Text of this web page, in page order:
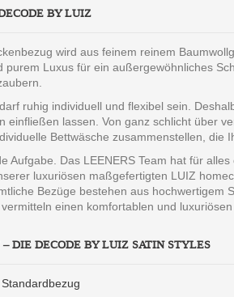
BY LUIZ
wird aus feinem reinem
purem Luxus für ein außergewöhnliches
ruhig individuell und flexibel sein.
einfließen lassen. Von ganz schlicht über
Bettwäsche zusammenstellen, die
Aufgabe. Das LEENERS Team hat für
luxuriösen maßgefertigten LUIZ
Bezüge bestehen aus hochwertigem
einen komfortablen und luxuriösen
DIE DECODE BY LUIZ SATIN STYLES